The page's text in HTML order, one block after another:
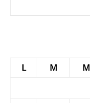
L M M